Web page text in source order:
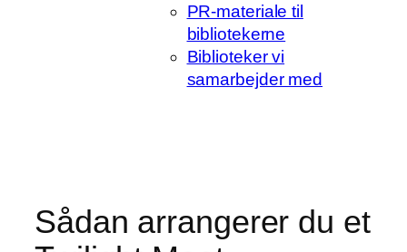
PR-materiale til
bibliotekerne
Biblioteker vi
samarbejder med
Sådan arrangerer du et